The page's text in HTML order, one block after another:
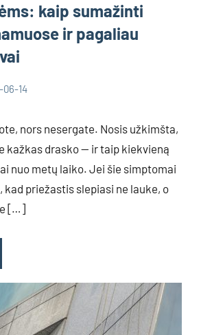
kaip sumažinti
ir pagaliau
06-14
nors nesergate. Nosis užkimšta,
kažkas drasko — ir taip kiekvieną
nuo metų laiko. Jei šie simptomai
priežastis slepiasi ne lauke, o
[…]